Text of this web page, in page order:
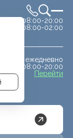
сб-вс 08:00-20:00
08:00-02:00
ежедневно
08:00-20:00
Перейти